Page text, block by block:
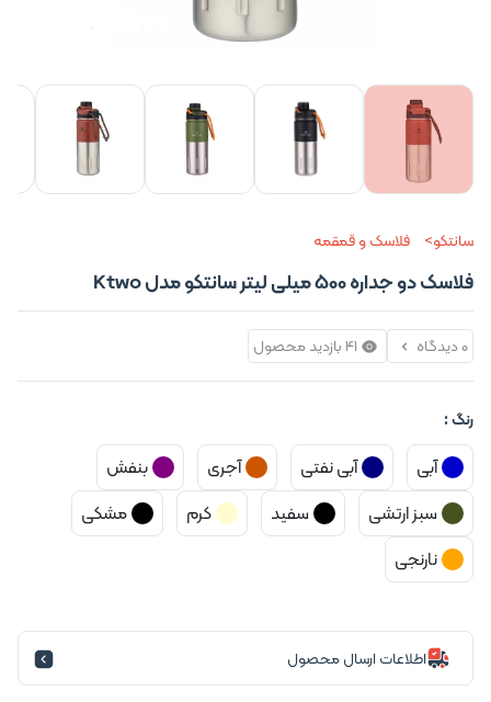
سانتکو فلاسک و قمقمه
فلاسک دو جداره 500 میلی لیتر سانتکو مدل Ktwo
0 دیدگاه 41 بازدید محصول
رنگ :
آبی آبی نفتی آجری
بنفش
سبز ارتشی
سفید کرم
مشکی
نارنجی
اطلاعات ارسال محصول